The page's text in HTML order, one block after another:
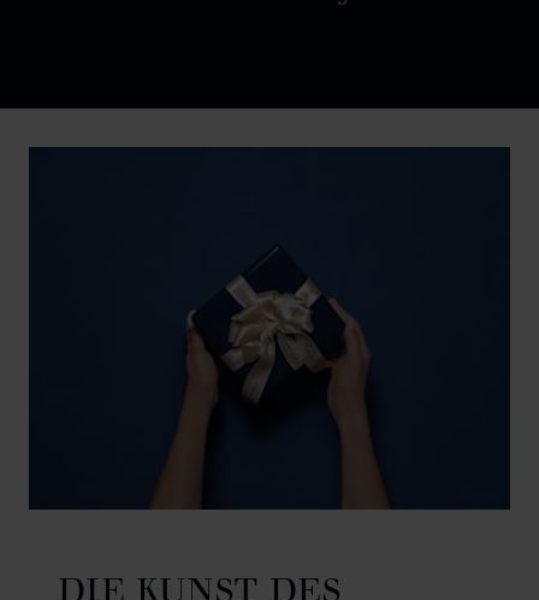
DIE KUNST DES